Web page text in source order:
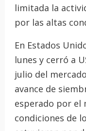
limitada la
por las altas
En Estados
lunes y cerró a
julio del
avance de
esperado por el
condiciones de